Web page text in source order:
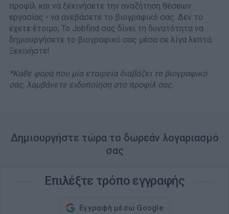
προφίλ και να ξεκινήσετε την αναζήτηση θέσεων
εργασίας - να ανεβάσετε το βιογραφικό σας. Δεν το
έχετε έτοιμο; Το Jobfind σας δίνει τη δυνατότητα να
δημιουργήσετε το βιογραφικό σας μέσα σε λίγα λεπτά.
Ξεκινήστε!
*Κάθε φορά που μία εταιρεία διαβάζει το βιογραφικό
σας, λαμβάνετε ειδοποίηση στο προφίλ σας.
Δημιουργήστε τώρα το δωρεάν λογαριασμό
σας
Επιλέξτε τρόπο εγγραφής